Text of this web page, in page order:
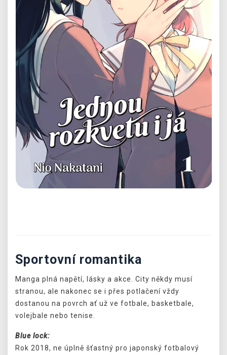
Sportovní romantika
Manga plná napětí, lásky a akce. City někdy musí
stranou, ale nakonec se i přes potlačení vždy
dostanou na povrch ať už ve fotbale, basketbale,
volejbale nebo tenise.
Blue lock:
Rok 2018, ne úplně šťastný pro japonský fotbalový